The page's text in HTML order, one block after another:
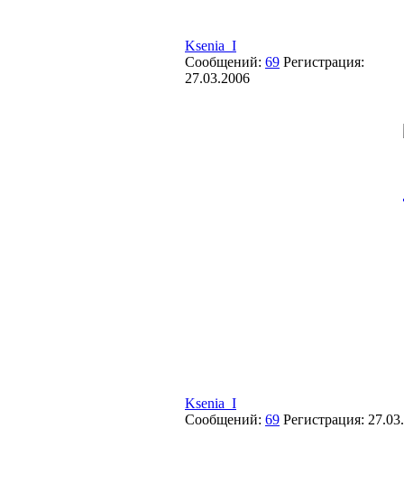
Ksenia_I
Сообщений: 69 Регистрация:
27.03.2006
Ksenia_I
Сообщений: 69 Регистрация: